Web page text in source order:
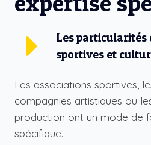
Les particularités
sportives et
Les associations sportives,
compagnies artistiques ou
production ont un mode de
spécifique.